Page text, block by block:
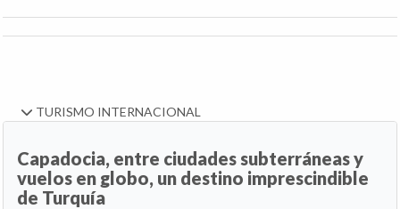
TURISMO INTERNACIONAL
Capadocia, entre ciudades subterráneas y
vuelos en globo, un destino imprescindible
de Turquía